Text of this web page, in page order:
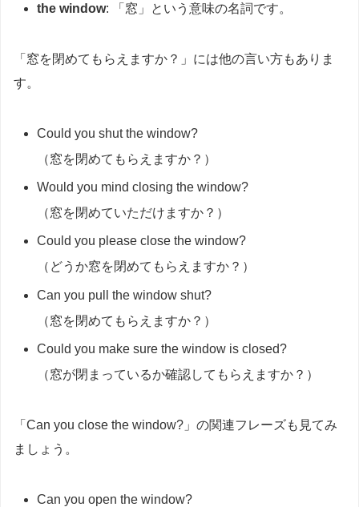
the window: 「窓」という意味の名詞です。
「窓を閉めてもらえますか？」には他の言い方もありま
す。
Could you shut the window?
（窓を閉めてもらえますか？）
Would you mind closing the window?
（窓を閉めていただけますか？）
Could you please close the window?
（どうか窓を閉めてもらえますか？）
Can you pull the window shut?
（窓を閉めてもらえますか？）
Could you make sure the window is closed?
（窓が閉まっているか確認してもらえますか？）
「Can you close the window?」の関連フレーズも見てみ
ましょう。
Can you open the window?